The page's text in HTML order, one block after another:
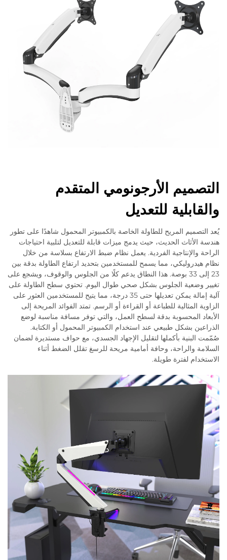
التصميم الأرجونومي المتقدم
والقابلية للتعديل
يُعد التصميم المريح للطاولة الخاصة بالكمبيوتر المحمول شاهدًا على تطور
هندسة الأثاث الحديث، حيث يدمج ميزات قابلة للتعديل لتلبية احتياجات
الراحة والإنتاجية الفردية. يعمل نظام ضبط الارتفاع بسلاسة من خلال
نظام هيدروليكي، مما يسمح للمستخدمين بتحديد ارتفاع الطاولة بدقة بين
23 إلى 33 بوصة. هذا النطاق يدعم كلًا من الجلوس والوقوف، ويشجع على
تغيير وضعية الجلوس بشكل صحي طوال اليوم. تحتوي سطح الطاولة على
آلية إمالة يمكن تعديلها حتى 35 درجة، مما يتيح للمستخدمين العثور على
الزاوية المثالية للطباعة أو القراءة أو الرسم. تمتد الفوائد المريحة إلى
الأبعاد المحسوبة بدقة لسطح العمل، والتي توفر مسافة مناسبة لوضع
الذراعين بشكل طبيعي عند استخدام الكمبيوتر المحمول أو الكتابة.
صُمّمت البنية بأكملها لتقليل الإجهاد الجسدي، مع حواف مستديرة لضمان
السلامة والراحة، وحافة أمامية مريحة للرسغ تقلل الضغط أثناء
الاستخدام لفترة طويلة.